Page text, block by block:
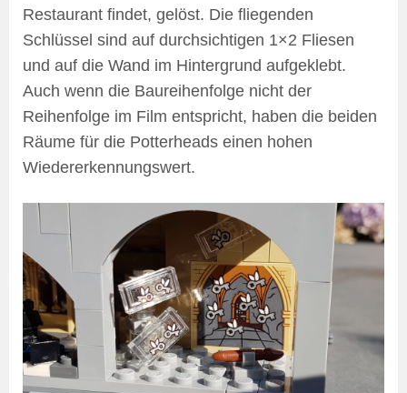
Restaurant findet, gelöst. Die fliegenden
Schlüssel sind auf durchsichtigen 1×2 Fliesen
und auf die Wand im Hintergrund aufgeklebt.
Auch wenn die Baureihenfolge nicht der
Reihenfolge im Film entspricht, haben die beiden
Räume für die Potterheads einen hohen
Wiedererkennungswert.